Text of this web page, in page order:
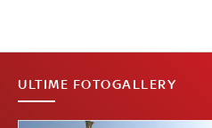
ULTIME FOTOGALLERY